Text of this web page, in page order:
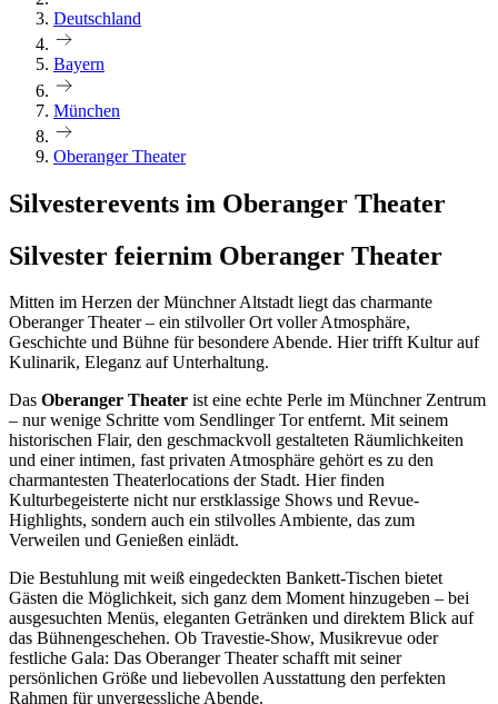
Deutschland
Bayern
München
Oberanger Theater
Silvesterevents im Oberanger Theater
Silvester feiernim Oberanger Theater
Mitten im Herzen der Münchner Altstadt liegt das charmante
Oberanger Theater – ein stilvoller Ort voller Atmosphäre,
Geschichte und Bühne für besondere Abende. Hier trifft Kultur auf
Kulinarik, Eleganz auf Unterhaltung.
Das Oberanger Theater ist eine echte Perle im Münchner Zentrum
– nur wenige Schritte vom Sendlinger Tor entfernt. Mit seinem
historischen Flair, den geschmackvoll gestalteten Räumlichkeiten
und einer intimen, fast privaten Atmosphäre gehört es zu den
charmantesten Theaterlocations der Stadt. Hier finden
Kulturbegeisterte nicht nur erstklassige Shows und Revue-
Highlights, sondern auch ein stilvolles Ambiente, das zum
Verweilen und Genießen einlädt.
Die Bestuhlung mit weiß eingedeckten Bankett-Tischen bietet
Gästen die Möglichkeit, sich ganz dem Moment hinzugeben – bei
ausgesuchten Menüs, eleganten Getränken und direktem Blick auf
das Bühnengeschehen. Ob Travestie-Show, Musikrevue oder
festliche Gala: Das Oberanger Theater schafft mit seiner
persönlichen Größe und liebevollen Ausstattung den perfekten
Rahmen für unvergessliche Abende.